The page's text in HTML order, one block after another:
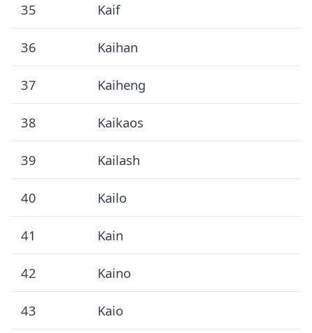
35 Kaif
36 Kaihan
37 Kaiheng
38 Kaikaos
39 Kailash
40 Kailo
41 Kain
42 Kaino
43 Kaio